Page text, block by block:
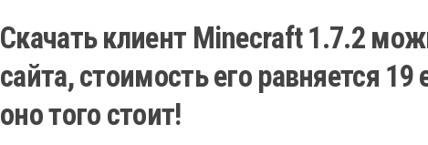
Скачать клиент Minecraft 1.7.2
сайта, стоимость его равняется
оно того стоит!